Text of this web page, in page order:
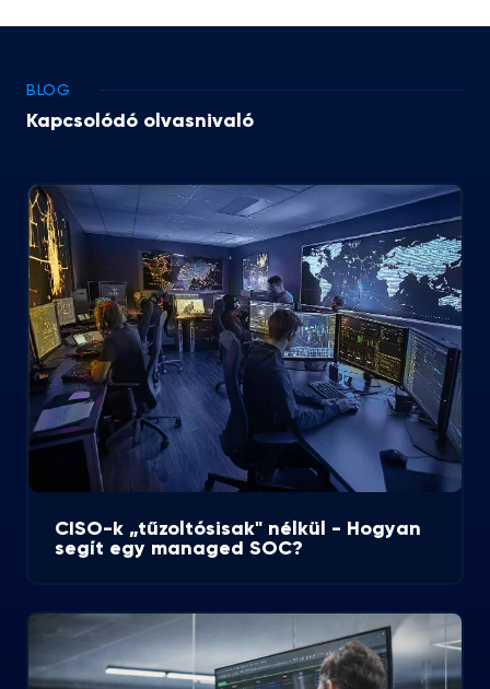
BLOG
Kapcsolódó olvasnivaló
CISO-k „tűzoltósisak" nélkül - Hogyan
segít egy managed SOC?